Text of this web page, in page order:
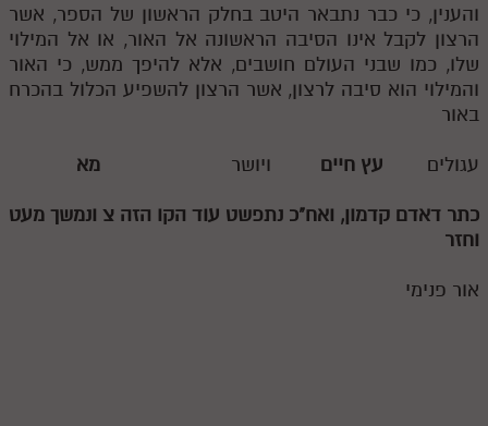
והענין, כי כבר נתבאר היטב בחלק הראשון של הספר, אשר
הרצון לקבל אינו הסיבה הראשונה אל האור, או אל המילוי
שלו, כמו שבני העולם חושבים, אלא להיפך ממש, כי האור
והמילוי הוא סיבה לרצון, אשר הרצון להשפיע הכלול בהכרח
באור
עגולים עץ חיים ויושר מא
כתר דאדם קדמון, ואח"כ נתפשט עוד הקו הזה צ ונמשך מעט
וחזר
אור פנימי